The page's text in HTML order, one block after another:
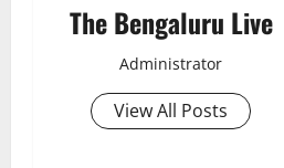
The Bengaluru Live
Administrator
View All Posts